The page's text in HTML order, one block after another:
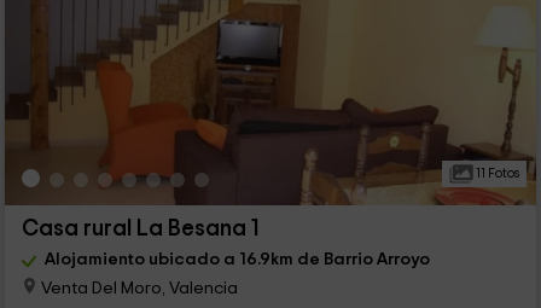
11 Fotos
Casa rural La Besana 1
Alojamiento ubicado a 16.9km de Barrio Arroyo
Venta Del Moro, Valencia